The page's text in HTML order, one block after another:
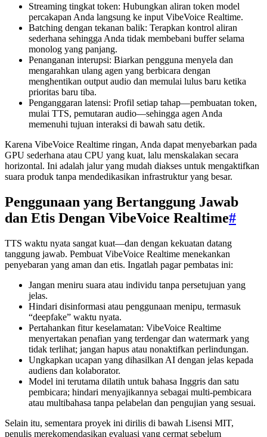
Streaming tingkat token: Hubungkan aliran token model
percakapan Anda langsung ke input VibeVoice Realtime.
Batching dengan tekanan balik: Terapkan kontrol aliran
sederhana sehingga Anda tidak membebani buffer selama
monolog yang panjang.
Penanganan interupsi: Biarkan pengguna menyela dan
mengarahkan ulang agen yang berbicara dengan
menghentikan output audio dan memulai lulus baru ketika
prioritas baru tiba.
Penganggaran latensi: Profil setiap tahap—pembuatan token,
mulai TTS, pemutaran audio—sehingga agen Anda
memenuhi tujuan interaksi di bawah satu detik.
Karena VibeVoice Realtime ringan, Anda dapat menyebarkan pada
GPU sederhana atau CPU yang kuat, lalu menskalakan secara
horizontal. Ini adalah jalur yang mudah diakses untuk mengaktifkan
suara produk tanpa mendedikasikan infrastruktur yang besar.
Penggunaan yang Bertanggung Jawab
dan Etis Dengan VibeVoice Realtime#
TTS waktu nyata sangat kuat—dan dengan kekuatan datang
tanggung jawab. Pembuat VibeVoice Realtime menekankan
penyebaran yang aman dan etis. Ingatlah pagar pembatas ini:
Jangan meniru suara atau individu tanpa persetujuan yang
jelas.
Hindari disinformasi atau penggunaan menipu, termasuk
“deepfake” waktu nyata.
Pertahankan fitur keselamatan: VibeVoice Realtime
menyertakan penafian yang terdengar dan watermark yang
tidak terlihat; jangan hapus atau nonaktifkan perlindungan.
Ungkapkan ucapan yang dihasilkan AI dengan jelas kepada
audiens dan kolaborator.
Model ini terutama dilatih untuk bahasa Inggris dan satu
pembicara; hindari menyajikannya sebagai multi-pembicara
atau multibahasa tanpa pelabelan dan pengujian yang sesuai.
Selain itu, sementara proyek ini dirilis di bawah Lisensi MIT,
penulis merekomendasikan evaluasi yang cermat sebelum